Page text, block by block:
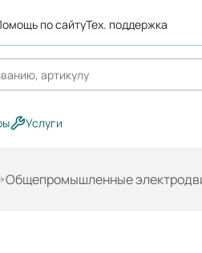
по сайтуТех. поддержка
Услуги
Общепромышленные